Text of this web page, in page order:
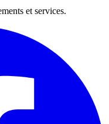
et services.